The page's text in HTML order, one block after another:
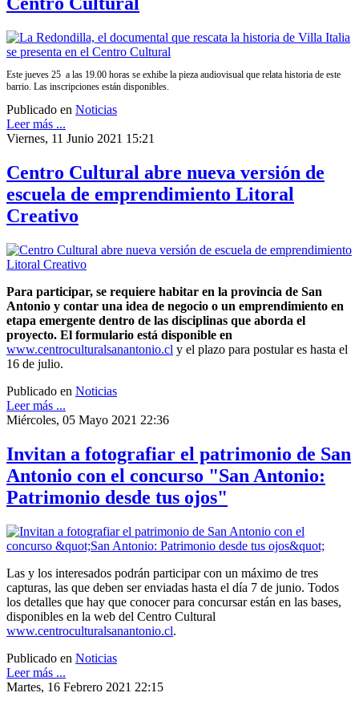
Este jueves 25 a las 19.00 horas se exhibe la pieza audiovisual que relata historia de este
barrio. Las inscripciones están disponibles.
Publicado en Noticias
Leer más ...
Viernes, 11 Junio 2021 15:21
Centro Cultural abre nueva versión de
escuela de emprendimiento Litoral
Creativo
Para participar, se requiere habitar en la provincia de San
Antonio y contar una idea de negocio o un emprendimiento en
etapa emergente dentro de las disciplinas que aborda el
proyecto. El formulario está disponible en
www.centroculturalsanantonio.cl y el plazo para postular es hasta el
16 de julio.
Publicado en Noticias
Leer más ...
Miércoles, 05 Mayo 2021 22:36
Invitan a fotografiar el patrimonio de San
Antonio con el concurso "San Antonio:
Patrimonio desde tus ojos"
Las y los interesados podrán participar con un máximo de tres
capturas, las que deben ser enviadas hasta el día 7 de junio. Todos
los detalles que hay que conocer para concursar están en las bases,
disponibles en la web del Centro Cultural
www.centroculturalsanantonio.cl.
Publicado en Noticias
Leer más ...
Martes, 16 Febrero 2021 22:15